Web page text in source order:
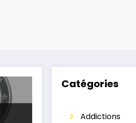
Catégories
Addictions